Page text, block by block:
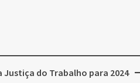
Justiça do Trabalho para 2024